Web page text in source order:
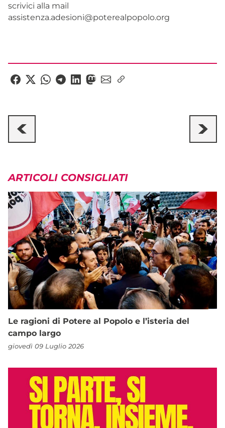
scrivici alla mail
assistenza.adesioni@poterealpopolo.org
ARTICOLI CONSIGLIATI
Le ragioni di Potere al Popolo e l’isteria del
campo largo
giovedì 09 Luglio 2026